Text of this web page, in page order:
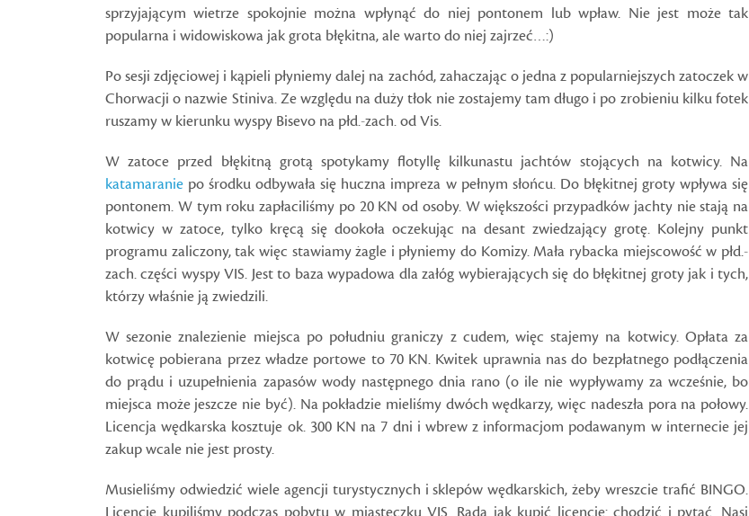
sprzyjającym wietrze spokojnie można wpłynąć do niej pontonem lub wpław. Nie jest może tak
popularna i widowiskowa jak grota błękitna, ale warto do niej zajrzeć…:)
Po sesji zdjęciowej i kąpieli płyniemy dalej na zachód, zahaczając o jedna z popularniejszych zatoczek w
Chorwacji o nazwie Stiniva. Ze względu na duży tłok nie zostajemy tam długo i po zrobieniu kilku fotek
ruszamy w kierunku wyspy Bisevo na płd.-zach. od Vis.
W zatoce przed błękitną grotą spotykamy flotyllę kilkunastu jachtów stojących na kotwicy. Na
katamaranie po środku odbywała się huczna impreza w pełnym słońcu. Do błękitnej groty wpływa się
pontonem. W tym roku zapłaciliśmy po 20 KN od osoby. W większości przypadków jachty nie stają na
kotwicy w zatoce, tylko kręcą się dookoła oczekując na desant zwiedzający grotę. Kolejny punkt
programu zaliczony, tak więc stawiamy żagle i płyniemy do Komizy. Mała rybacka miejscowość w płd.-
zach. części wyspy VIS. Jest to baza wypadowa dla załóg wybierających się do błękitnej groty jak i tych,
którzy właśnie ją zwiedzili.
W sezonie znalezienie miejsca po południu graniczy z cudem, więc stajemy na kotwicy. Opłata za
kotwicę pobierana przez władze portowe to 70 KN. Kwitek uprawnia nas do bezpłatnego podłączenia
do prądu i uzupełnienia zapasów wody następnego dnia rano (o ile nie wypływamy za wcześnie, bo
miejsca może jeszcze nie być). Na pokładzie mieliśmy dwóch wędkarzy, więc nadeszła pora na połowy.
Licencja wędkarska kosztuje ok. 300 KN na 7 dni i wbrew z informacjom podawanym w internecie jej
zakup wcale nie jest prosty.
Musieliśmy odwiedzić wiele agencji turystycznych i sklepów wędkarskich, żeby wreszcie trafić BINGO.